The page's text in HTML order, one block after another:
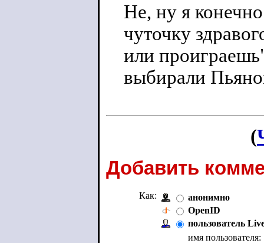
Не, ну я
чуточку
или
выбирали
(
Добавить
Как:
анонимно
OpenID
пользователь
имя пользователя: